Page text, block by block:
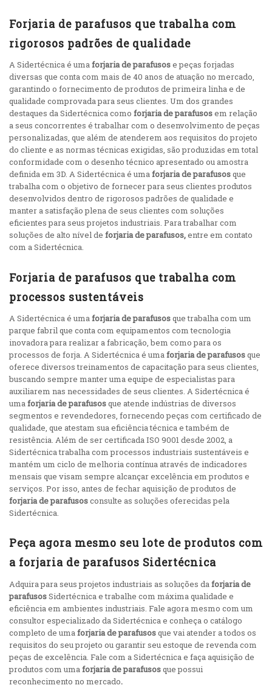
Forjaria de parafusos que trabalha com
rigorosos padrões de qualidade
A Sidertécnica é umaforjaria de parafusose peças forjadas
diversas que conta com mais de 40 anos de atuação no mercado,
garantindo o fornecimento de produtos de primeira linha e de
qualidade comprovada para seus clientes. Um dos grandes
destaques da Sidertécnica como forjaria de parafusosem relação
a seus concorrentes é trabalhar com o desenvolvimento de peças
personalizadas, que além de atenderem aos requisitos do projeto
do cliente e as normas técnicas exigidas, são produzidas em total
conformidade com o desenho técnico apresentado ou amostra
definida em 3D. A Sidertécnica é umaforjaria de parafusosque
trabalha com o objetivo de fornecer para seus clientes produtos
desenvolvidos dentro de rigorosos padrões de qualidade e
manter a satisfação plena de seus clientes com soluções
eficientes para seus projetos industriais. Para trabalhar com
soluções de alto nível de forjaria de parafusos,entre em contato
com a Sidertécnica.
Forjaria de parafusos que trabalha com
processos sustentáveis
A Sidertécnica é umaforjaria de parafusosque trabalha com um
parque fabril que conta com equipamentos com tecnologia
inovadora para realizar a fabricação, bem como para os
processos de forja. A Sidertécnica é umaforjaria de parafusosque
oferece diversos treinamentos de capacitação para seus clientes,
buscando sempre manter uma equipe de especialistas para
auxiliarem nas necessidades de seus clientes. A Sidertécnica é
umaforjaria de parafusosque atende indústrias de diversos
segmentos e revendedores, fornecendo peças com certificado de
qualidade, que atestam sua eficiência técnica e também de
resistência. Além de ser certificada ISO 9001 desde 2002, a
Sidertécnica trabalha com processos industriais sustentáveis e
mantém um ciclo de melhoria contínua através de indicadores
mensais que visam sempre alcançar excelência em produtos e
serviços. Por isso, antes de fechar aquisição de produtos de
forjaria de parafusosconsulte as soluções oferecidas pela
Sidertécnica.
Peça agora mesmo seu lote de produtos com
a forjaria de parafusos Sidertécnica
Adquira para seus projetos industriais as soluções daforjaria de
parafusosSidertécnica e trabalhe com máxima qualidade e
eficiência em ambientes industriais. Fale agora mesmo com um
consultor especializado da Sidertécnica e conheça o catálogo
completo de umaforjaria de parafusosque vai atender a todos os
requisitos do seu projeto ou garantir seu estoque de revenda com
peças de excelência. Fale com a Sidertécnica e faça aquisição de
produtos com umaforjaria de parafusosque possui
reconhecimento no mercado.